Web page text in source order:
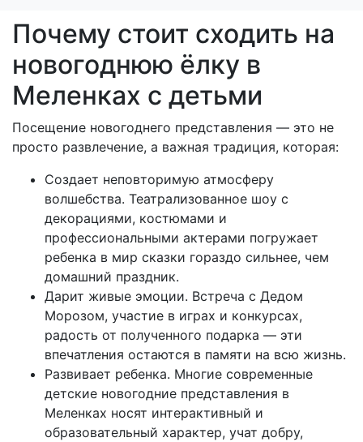
Почему стоит сходить на
новогоднюю ёлку в
Меленках с детьми
Посещение новогоднего представления — это не
просто развлечение, а важная традиция, которая:
Создает неповторимую атмосферу
волшебства. Театрализованное шоу с
декорациями, костюмами и
профессиональными актерами погружает
ребенка в мир сказки гораздо сильнее, чем
домашний праздник.
Дарит живые эмоции. Встреча с Дедом
Морозом, участие в играх и конкурсах,
радость от полученного подарка — эти
впечатления остаются в памяти на всю жизнь.
Развивает ребенка. Многие современные
детские новогодние представления в
Меленках носят интерактивный и
образовательный характер, учат добру,